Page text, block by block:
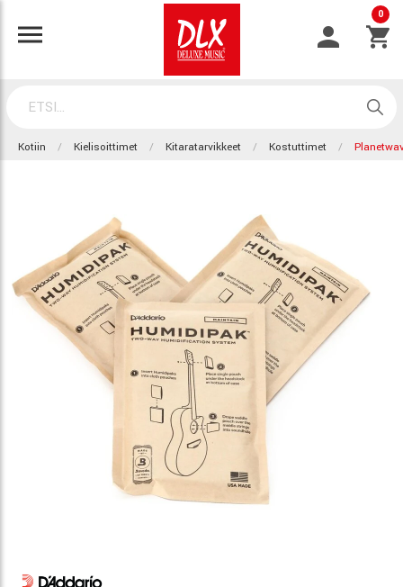
0
Kotiin Kielisoittimet Kitaratarvikkeet Kostuttimet